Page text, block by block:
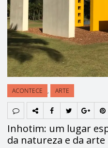
ACONTECE , ARTE
Inhotim: um lugar
da natureza e da arte